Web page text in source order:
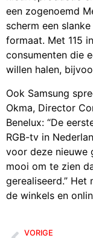
een zogenoemd
scherm een
formaat. Met 115
consumenten die
willen halen,
Ook Samsung
Okma, Director
Benelux: “De
RGB-tv in
voor deze nieuwe
mooi om te zien
gerealiseerd.”
de winkels en
VORIGE